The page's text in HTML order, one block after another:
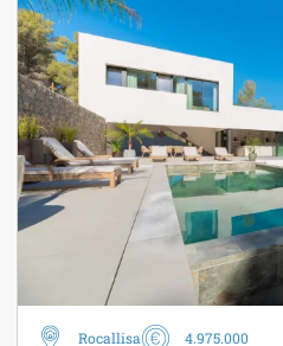
Rocallisa 4.975.000